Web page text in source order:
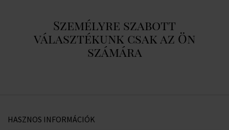
Személyre szabott
választékunk csak az Ön
számára
HASZNOS INFORMÁCIÓK